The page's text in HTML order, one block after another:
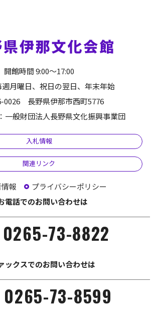
開館時間 9:00～17:00
週月曜日、祝日の翌日、年末年始
0026 長野県伊那市西町5776
一般財団法人長野県文化振興事業団
入札情報
関連リンク
報
プライバシーポリシー
電話でのお問い合わせは
0265-73-8822
ックスでのお問い合わせは
0265-73-8599